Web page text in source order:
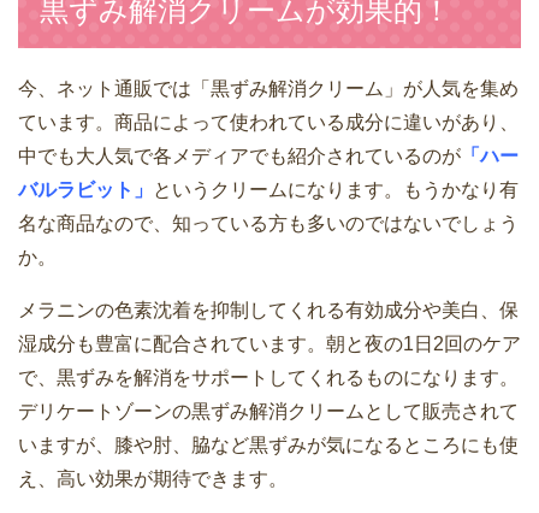
黒ずみ解消クリームが効果的！
今、ネット通販では「黒ずみ解消クリーム」が人気を集め
ています。商品によって使われている成分に違いがあり、
中でも大人気で各メディアでも紹介されているのが 「ハー
バルラビット」
というクリームになります。もうかなり有
名な商品なので、知っている方も多いのではないでしょう
か。
メラニンの色素沈着を抑制してくれる有効成分や美白、保
湿成分も豊富に配合されています。朝と夜の1日2回のケア
で、黒ずみを解消をサポートしてくれるものになります。
デリケートゾーンの黒ずみ解消クリームとして販売されて
いますが、膝や肘、脇など黒ずみが気になるところにも使
え、高い効果が期待できます。